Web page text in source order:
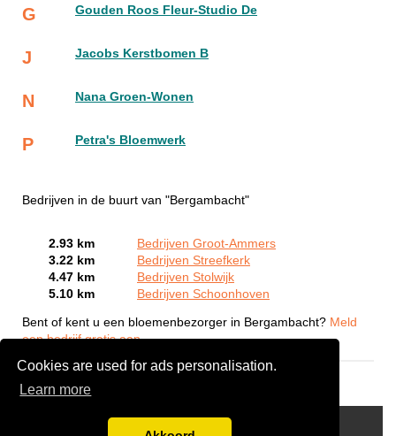
Cookies are used for ads personalisation.
Learn more
G Gouden Roos Fleur-Studio De
J Jacobs Kerstbomen B
N Nana Groen-Wonen
P Petra's Bloemwerk
Bedrijven in de buurt van "Bergambacht"
2.93 km
Bedrijven Groot-Ammers
3.22 km
Bedrijven Streefkerk
4.47 km
Bedrijven Stolwijk
5.10 km
Bedrijven Schoonhoven
Bent of kent u een bloemenbezorger in Bergambacht? Meld
een bedrijf gratis aan